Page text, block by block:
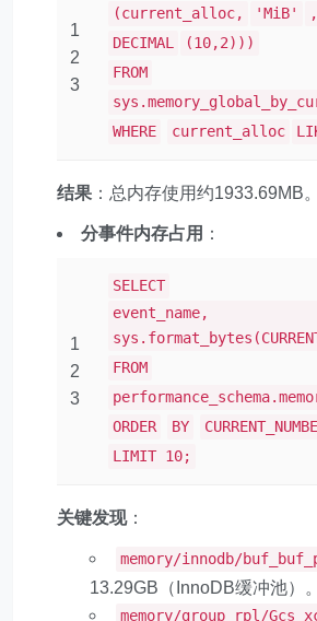
1
2
3
(current_alloc,
'MiB' ,
DECIMAL
(10,2)))
FROM
WHERE
current_alloc
结果 ：总内存使用约1933.69MB。
分事件内存占用 ：
1
2
3
SELECT
event_name,
FROM
ORDER
BY
LIMIT 10;
关键发现：
memory/innodb/
13.29GB（InnoDB缓冲池）。
memory/group_rpl/